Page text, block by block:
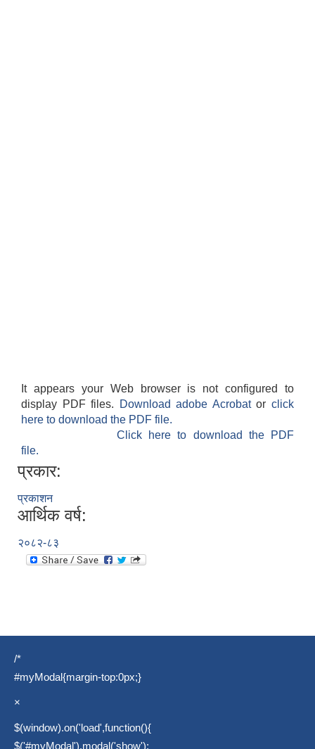
It appears your Web browser is not configured to
display PDF files.
Download adobe Acrobatorclick
here to download the PDF file.
Click here to download the PDF
file.
प्रकार:
प्रकाशन
आर्थिक वर्ष:
२०८२-८३
/*
#myModal{margin-top:0px;}
×
$(window).on('load',function(){
$('#myModal').modal('show');